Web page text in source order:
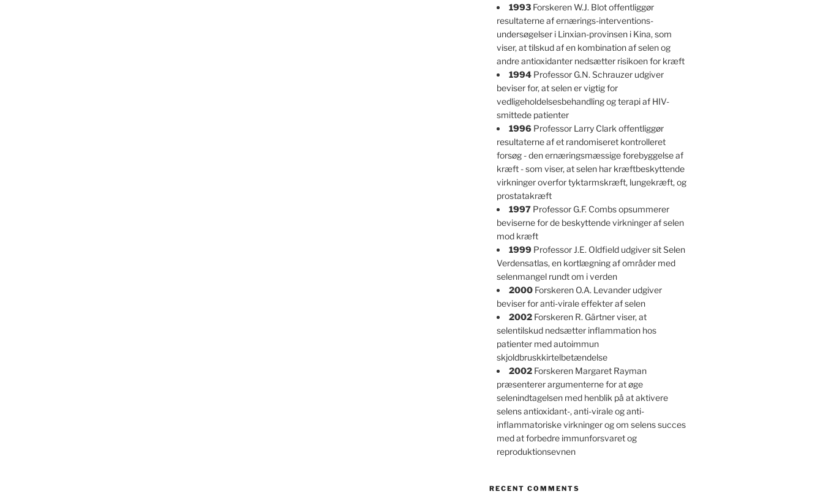
1993Forskeren W.J. Blot offentliggør
resultaterne af ernærings-interventions-
undersøgelser i Linxian-provinsen i Kina, som
viser, at tilskud af en kombination af selen og
andre antioxidanter nedsætter risikoen for kræft
1994Professor G.N. Schrauzer udgiver
beviser for, at selen er vigtig for
vedligeholdelsesbehandling og terapi af HIV-
smittede patienter
1996Professor Larry Clark offentliggør
resultaterne af et randomiseret kontrolleret
forsøg - den ernæringsmæssige forebyggelse af
kræft - som viser, at selen har kræftbeskyttende
virkninger overfor tyktarmskræft, lungekræft, og
prostatakræft
1997Professor G.F. Combs opsummerer
beviserne for de beskyttende virkninger af selen
mod kræft
1999Professor J.E. Oldfield udgiver sit Selen
Verdensatlas, en kortlægning af områder med
selenmangel rundt om i verden
2000Forskeren O.A. Levander udgiver
beviser for anti-virale effekter af selen
2002Forskeren R. Gärtner viser, at
selentilskud nedsætter inflammation hos
patienter med autoimmun
skjoldbruskkirtelbetændelse
2002Forskeren Margaret Rayman
præsenterer argumenterne for at øge
selenindtagelsen med henblik på at aktivere
selens antioxidant-, anti-virale og anti-
inflammatoriske virkninger og om selens succes
med at forbedre immunforsvaret og
reproduktionsevnen
RECENT COMMENTS